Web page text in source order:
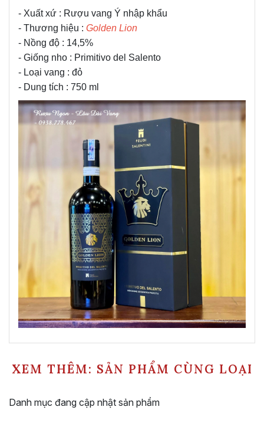
- Xuất xứ : Rượu vang Ý nhập khẩu
- Thương hiệu : Golden Lion
- Nồng độ : 14,5%
- Giống nho : Primitivo del Salento
- Loại vang : đỏ
- Dung tích : 750 ml
XEM THÊM: SẢN PHẨM CÙNG LOẠI
Danh mục đang cập nhật sản phẩm